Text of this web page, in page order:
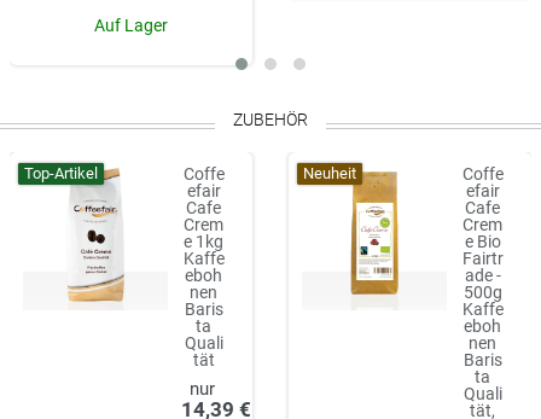
Auf Lager
ZUBEHÖR
Top-Artikel
Coffe
efair
Cafe
Crem
e 1kg
Kaffe
eboh
nen
Baris
ta
Quali
tät
14,39 €
Neuheit
Coffe
efair
Cafe
Crem
e Bio
Fairtr
ade -
500g
Kaffe
eboh
nen
Baris
ta
Quali
tät,